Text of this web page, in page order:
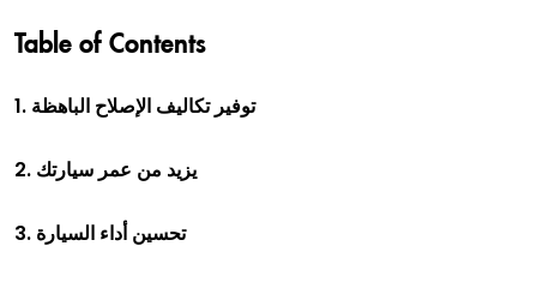
Table of Contents
1. توفير تكاليف الإصلاح الباهظة
2. يزيد من عمر سيارتك
3. تحسين أداء السيارة